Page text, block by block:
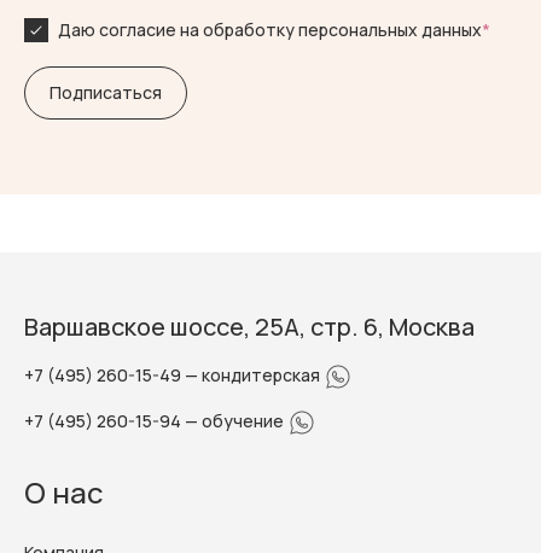
Даю согласие на обработку персональных данных*
Варшавское шоссе, 25А, стр. 6, Москва
+7 (495) 260-15-49 — кондитерская
+7 (495) 260-15-94 — обучение
О нас